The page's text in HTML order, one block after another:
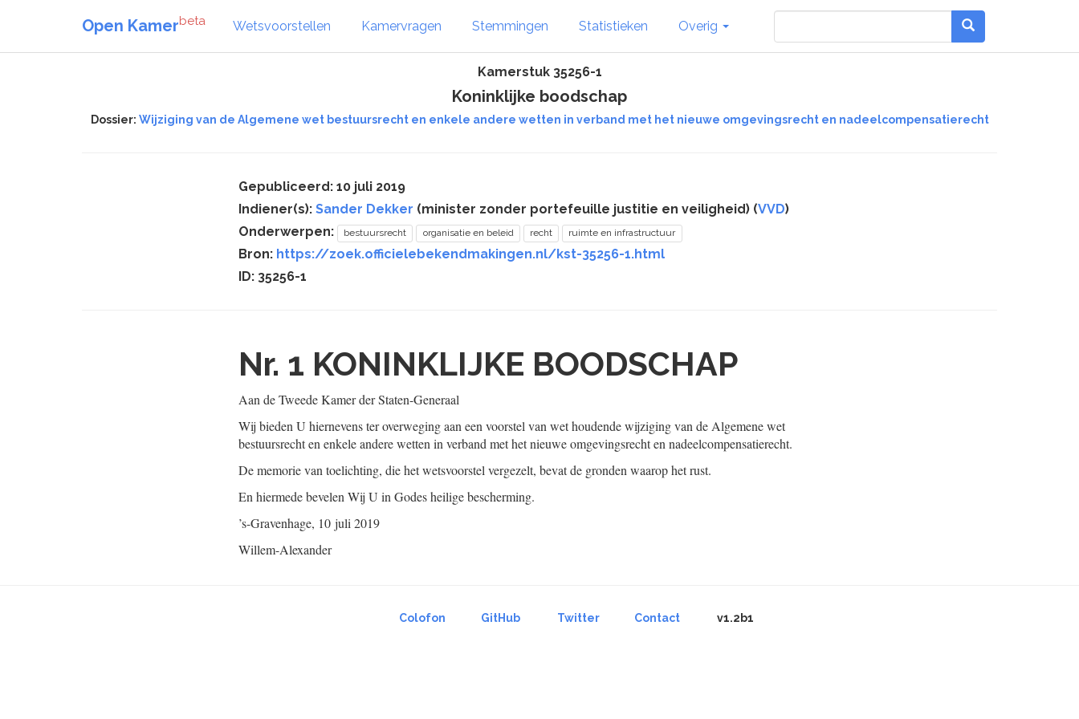
Open Kamerbeta Wetsvoorstellen Kamervragen Stemmingen Statistieken Overig
Kamerstuk 35256-1
Koninklijke boodschap
Dossier: Wijziging van de Algemene wet bestuursrecht en enkele andere wetten in verband met het nieuwe omgevingsrecht en nadeelcompensatierecht
Gepubliceerd: 10 juli 2019
Indiener(s): Sander Dekker (minister zonder portefeuille justitie en veiligheid) (VVD)
Onderwerpen:
bestuursrecht organisatie en beleid recht ruimte en infrastructuur
Bron: https://zoek.officielebekendmakingen.nl/kst-35256-1.html
ID: 35256-1
Nr. 1 KONINKLIJKE BOODSCHAP
Aan de Tweede Kamer der Staten-Generaal
Wij bieden U hiernevens ter overweging aan een voorstel van wet houdende wijziging van de Algemene wet
bestuursrecht en enkele andere wetten in verband met het nieuwe omgevingsrecht en nadeelcompensatierecht.
De memorie van toelichting, die het wetsvoorstel vergezelt, bevat de gronden waarop het rust.
En hiermede bevelen Wij U in Godes heilige bescherming.
’s-Gravenhage, 10 juli 2019
Willem-Alexander
Colofon GitHub Twitter Contact v1.2b1